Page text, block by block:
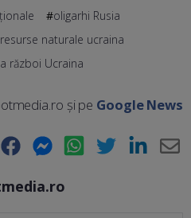
oligarhi Rusia
resurse naturale ucraina
război Ucraina
și pe Google News
Facebook Messenger WhatsApp Twitter LinkedIn